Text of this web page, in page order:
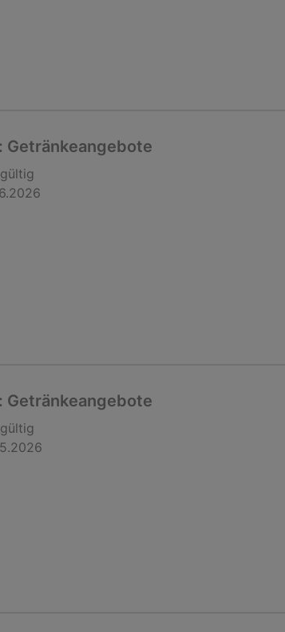
Getränkeangebote
Getränkeangebote